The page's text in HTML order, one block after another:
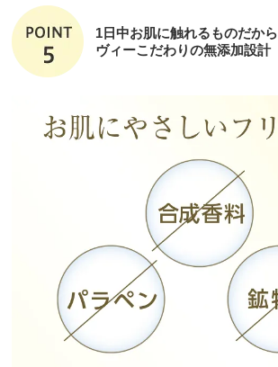
1日中お肌に触れるものだから
ヴィーこだわりの無添加設計